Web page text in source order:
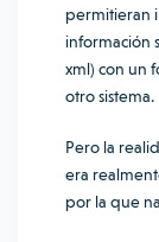
permitieran
información
xml) con un
otro sistema.
Pero la
era
por la que